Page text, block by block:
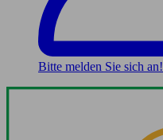
Bitte melden Sie sich an!